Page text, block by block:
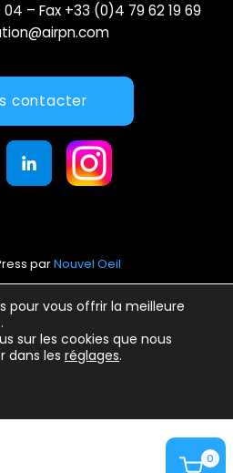
0
pour vous offrir la meilleure
sur les cookies que nous
dans les réglages.
bannière des cookies GDPR
– Fax +33 (0)4 79 62 19 69
contacter
parNouvel Oeil
légales
d’utilisation
de confidentialité